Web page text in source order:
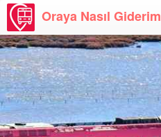
Oraya Nasıl Giderim